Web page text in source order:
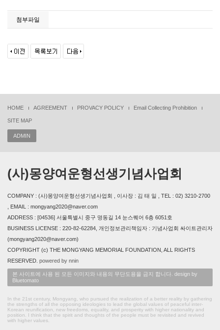
첨부파일
HOME AGREEMENT PROVACY POLICY Email Collecting Prohibition
SITE MAP
ADMIN
(사)몽양여운형선생기념사업회
COMPANY : (사)몽양여운형선생기념사업회 , 이사장 : 김 태 일 , TEL : 02) 3210-2700
, EMAIL : mongyang2020@naver.com
ADDRESS : [04536] 서울특별시 중구 명동길 14 눈스퀘어 6층 6051호
BUSINESS LICENSE : 220-82-62284, 개인정보관리책임자 : 기념사업회 싸이트관리자
(mongyang2020@naver.com)
COPYRIGHT (c) THE MONGYANG MEMORIAL FOUNDATION, ALL RIGHTS
RESERVED. powered by nnin
본 사이트에 사용 된 모든 이미지와 내용의 무단도용을 금지 합니다. design by
Bluetomato
In the 21st century, Mongyang, who pursued the realization of a better reality by gathering
the strengths of all the opposing ideologies to lead the global values of peaceful inter-
Korean reunification, new freedoms, equality, and prosperity with higher nationality and
position. I think that the spirit and thoughts of the people must be revisited and revived
with higher values.